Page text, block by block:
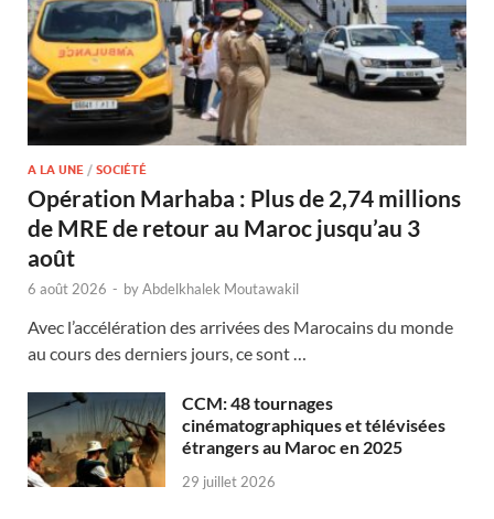
A LA UNE / SOCIÉTÉ
Opération Marhaba : Plus de 2,74 millions
de MRE de retour au Maroc jusqu’au 3
août
6 août 2026 - byAbdelkhalek Moutawakil
Avec l’accélération des arrivées des Marocains du monde
au cours des derniers jours, ce sont …
CCM: 48 tournages
cinématographiques et télévisées
étrangers au Maroc en 2025
29 juillet 2026